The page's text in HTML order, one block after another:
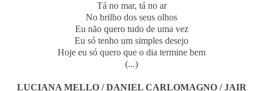
Tá no mar, tá no ar
No brilho dos seus olhos
Eu não quero tudo de uma vez
Eu só tenho um simples desejo
Hoje eu só quero que o dia termine bem
(...)
LUCIANA MELLO / DANIEL CARLOMAGNO / JAIR